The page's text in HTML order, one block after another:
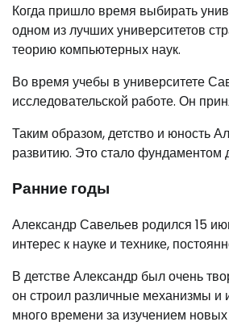
Когда пришло время выбирать
одном из лучших университетов
теорию компьютерных наук.
Во время учебы в университете
исследовательской работе. Он
Таким образом, детство и юность
развитию. Это стало фундаментом
Ранние годы
Александр Савельев родился 15
интерес к науке и технике,
В детстве Александр был очень
он строил различные механизмы и
много времени за изучением новых